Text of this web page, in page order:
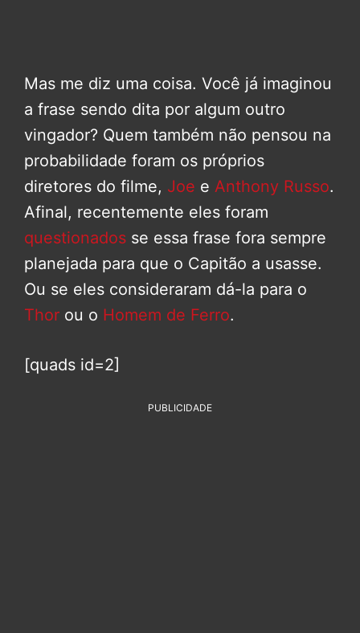
Mas me diz uma coisa. Você já imaginou
a frase sendo dita por algum outro
vingador? Quem também não pensou na
probabilidade foram os próprios
diretores do filme, Joe e Anthony Russo.
Afinal, recentemente eles foram
questionados se essa frase fora sempre
planejada para que o Capitão a usasse.
Ou se eles consideraram dá-la para o
Thor ou o Homem de Ferro.
[quads id=2]
PUBLICIDADE